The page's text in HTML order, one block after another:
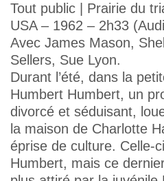
Tout public | Prairie du
USA – 1962 – 2h33
Avec James Mason,
Sellers, Sue Lyon.
Durant l’été, dans la
Humbert Humbert, un
divorcé et séduisant,
la maison de Charlotte
éprise de culture. Celle-
Humbert, mais ce